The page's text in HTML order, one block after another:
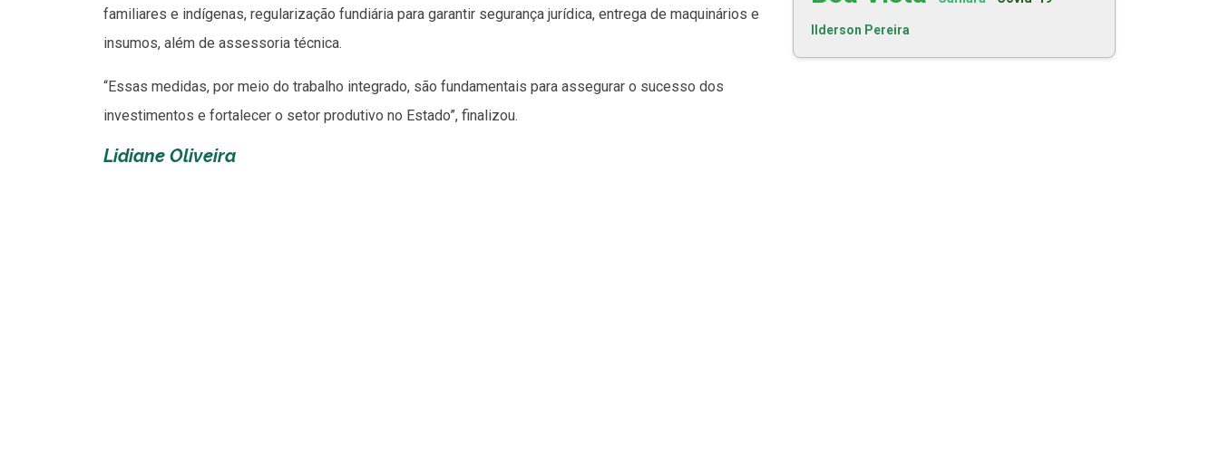
familiares e indígenas, regularização fundiária para garantir segurança jurídica, entrega de maquinários e
insumos, além de assessoria técnica.
“Essas medidas, por meio do trabalho integrado, são fundamentais para assegurar o sucesso dos
investimentos e fortalecer o setor produtivo no Estado”, finalizou.
Lidiane Oliveira
Ilderson Pereira